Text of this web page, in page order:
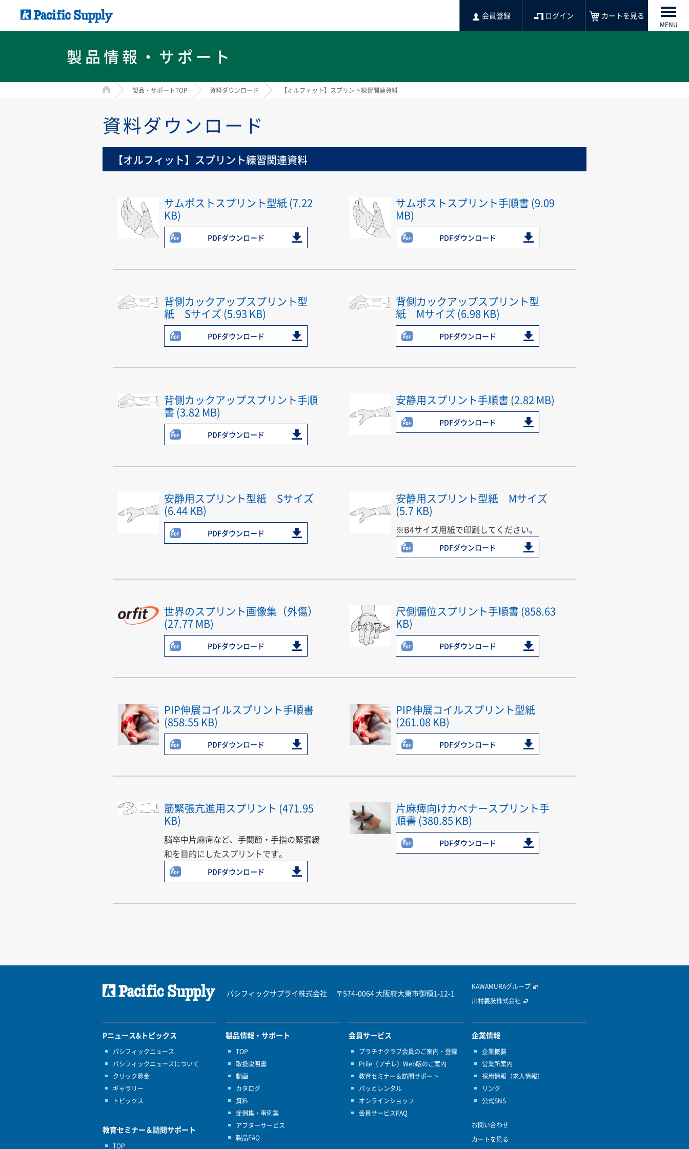
会員登録 ログイン カートを見る
MENU
製品情報・サポート
HOME 製品・サポートTOP 資料ダウンロード 【オルフィット】スプリント練習関連資料
資料ダウンロード
【オルフィット】スプリント練習関連資料
サムポストスプリント型紙 (7.22
KB)
PDFダウンロード
サムポストスプリント手順書 (9.09
MB)
PDFダウンロード
背側カックアップスプリント型
紙 Sサイズ (5.93 KB)
PDFダウンロード
背側カックアップスプリント型
紙 Mサイズ (6.98 KB)
PDFダウンロード
背側カックアップスプリント手順
書 (3.82 MB)
PDFダウンロード
安静用スプリント手順書 (2.82 MB)
PDFダウンロード
安静用スプリント型紙 Sサイズ
(6.44 KB)
PDFダウンロード
安静用スプリント型紙 Mサイズ
(5.7 KB)
※B4サイズ用紙で印刷してください。
PDFダウンロード
世界のスプリント画像集（外傷）
(27.77 MB)
PDFダウンロード
尺側偏位スプリント手順書 (858.63
KB)
PDFダウンロード
PIP伸展コイルスプリント手順書
(858.55 KB)
PDFダウンロード
PIP伸展コイルスプリント型紙
(261.08 KB)
PDFダウンロード
筋緊張亢進用スプリント (471.95
KB)
脳卒中片麻痺など、手関節・手指の緊張緩
和を目的にしたスプリントです。
PDFダウンロード
片麻痺向けカペナースプリント手
順書 (380.85 KB)
PDFダウンロード
パシフィックサプライ株式会社 〒574-0064 大阪府大東市御領1-12-1
KAWAMURAグループ
川村義肢株式会社
Pニュース&トピックス
パシフィックニュース
パシフィックニュースについて
クリック募金
ギャラリー
トピックス
教育セミナー＆訪問サポート
TOP
製品情報・サポート
TOP
取扱説明書
動画
カタログ
資料
症例集・事例集
アフターサービス
製品FAQ
会員サービス
プラチナクラブ会員のご案内・登録
Ptile（プチレ）Web版のご案内
教育セミナー＆訪問サポート
パッとレンタル
オンラインショップ
会員サービスFAQ
企業情報
企業概要
営業所案内
採用情報（求人情報）
リンク
公式SNS
お問い合わせ
カートを見る